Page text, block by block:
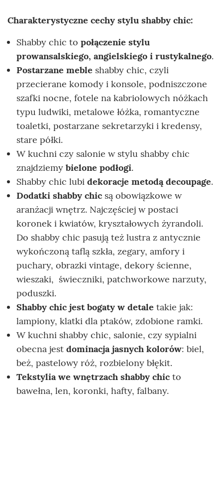
Charakterystyczne cechy stylu shabby chic:
Shabby chic to połączenie stylu
prowansalskiego, angielskiego i rustykalnego.
Postarzane meble shabby chic, czyli
przecierane komody i konsole, podniszczone
szafki nocne, fotele na kabriolowych nóżkach
typu ludwiki, metalowe łóżka, romantyczne
toaletki, postarzane sekretarzyki i kredensy,
stare półki.
W kuchni czy salonie w stylu shabby chic
znajdziemy bielone podłogi.
Shabby chic lubi dekoracje metodą decoupage.
Dodatki shabby chic są obowiązkowe w
aranżacji wnętrz. Najczęściej w postaci
koronek i kwiatów, kryształowych żyrandoli.
Do shabby chic pasują też lustra z antycznie
wykończoną taflą szkła, zegary, amfory i
puchary, obrazki vintage, dekory ścienne,
wieszaki, świeczniki, patchworkowe narzuty,
poduszki.
Shabby chic jest bogaty w detale takie jak:
lampiony, klatki dla ptaków, zdobione ramki.
W kuchni shabby chic, salonie, czy sypialni
obecna jest dominacja jasnych kolorów: biel,
beż, pastelowy róż, rozbielony błękit.
Tekstylia we wnętrzach shabby chic to
bawełna, len, koronki, hafty, falbany.